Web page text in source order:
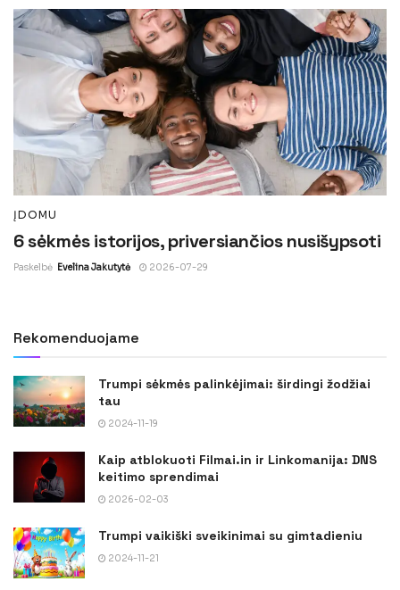
ĮDOMU
6 sėkmės istorijos, priversiančios nusišypsoti
Paskelbė Evelina Jakutytė 2026-07-29
Rekomenduojame
Trumpi sėkmės palinkėjimai: širdingi žodžiai
tau
2024-11-19
Kaip atblokuoti Filmai.in ir Linkomanija: DNS
keitimo sprendimai
2026-02-03
Trumpi vaikiški sveikinimai su gimtadieniu
2024-11-21